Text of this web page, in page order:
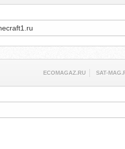
ECOMAGAZ.RU SAT-